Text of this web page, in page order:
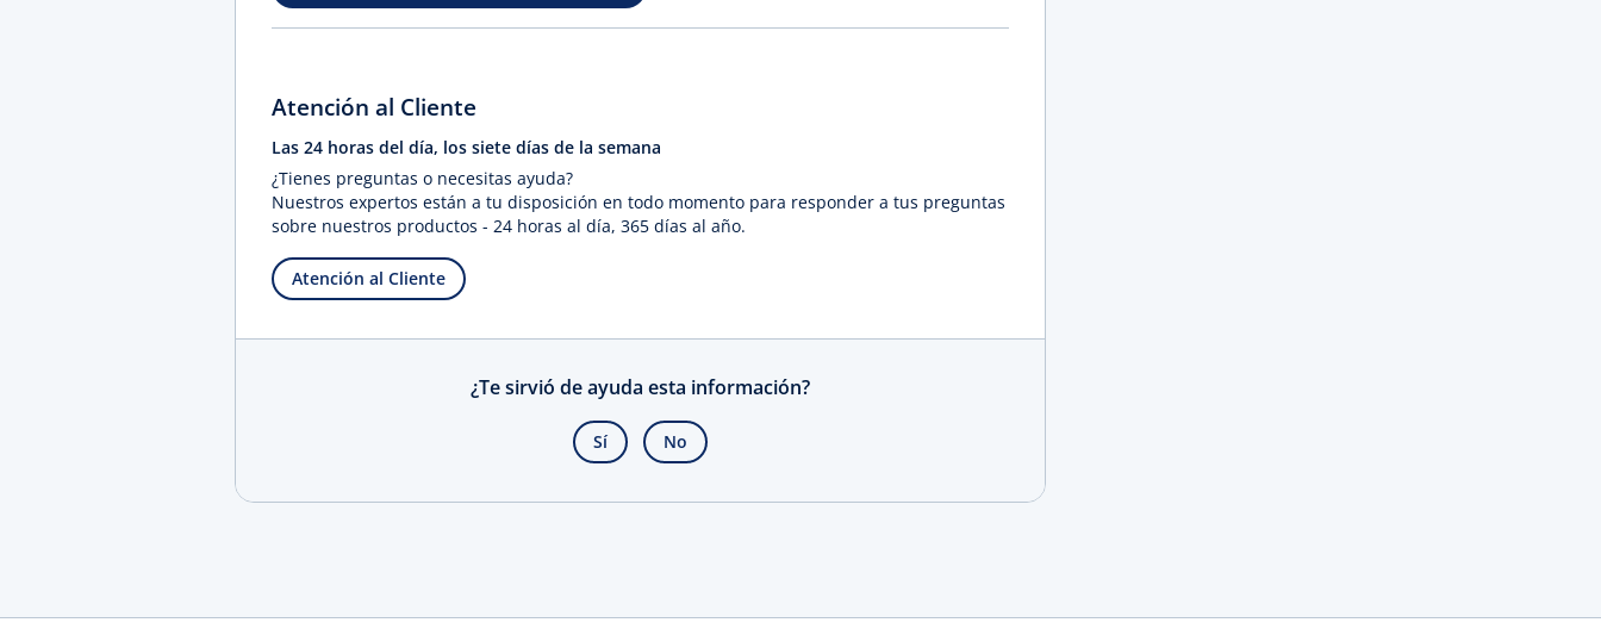
Atención al Cliente
Las 24 horas del día, los siete días de la semana
¿Tienes preguntas o necesitas ayuda?
Nuestros expertos están a tu disposición en todo momento para responder a tus preguntas
sobre nuestros productos - 24 horas al día, 365 días al año.
Atención al Cliente
¿Te sirvió de ayuda esta información?
Sí No